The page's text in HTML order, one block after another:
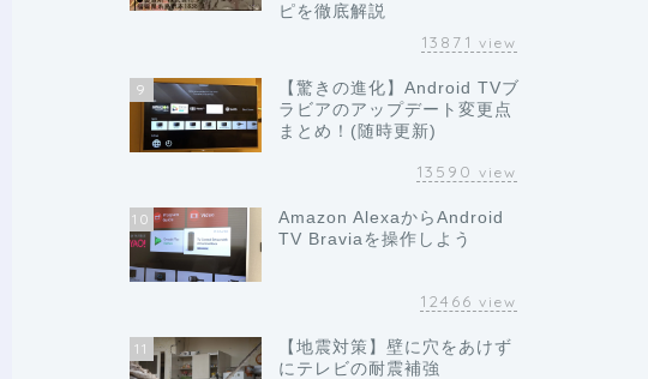
ピを徹底解説
13871 view
9
【驚きの進化】Android TVブ
ラビアのアップデート変更点
まとめ！(随時更新)
13590 view
10
Amazon AlexaからAndroid
TV Braviaを操作しよう
12466 view
11
【地震対策】壁に穴をあけず
にテレビの耐震補強